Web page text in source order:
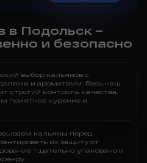
в Подольск –
и безопасно
выбор кальянов с
и ароматами. Весь наш
строгий контроль качества,
приятное курение и
кальяны перед
их защиту от
тщательно упаковано и